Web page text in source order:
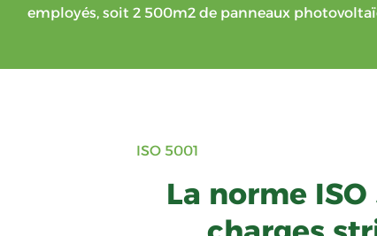
employés, soit 2 500m2 de panneaux
ISO 5001
La norme